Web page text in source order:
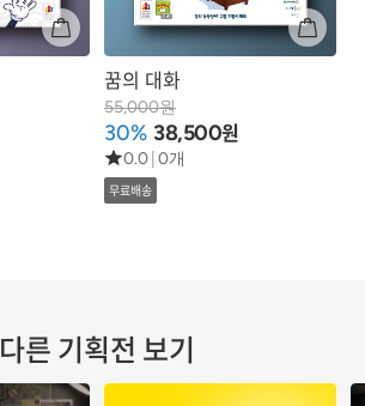
꿈의 대화
55,000원
30% 38,500원
0.0 0개
무료배송
다른 기획전 보기